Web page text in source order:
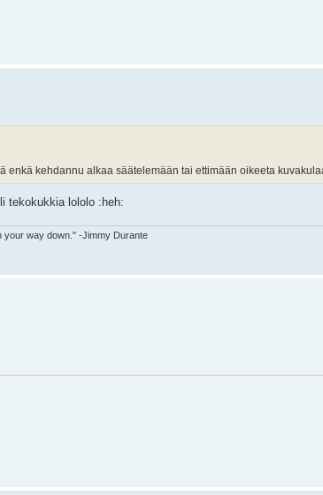
enkä kehdannu alkaa säätelemään tai ettimään oikeeta
tekokukkia lololo :heh:
your way down." -Jimmy Durante